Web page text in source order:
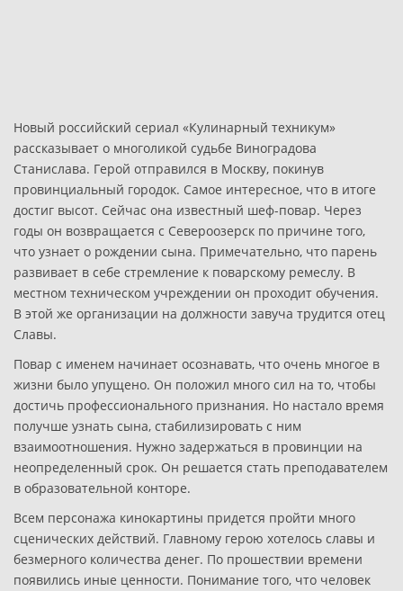
Новый российский сериал «Кулинарный техникум»
рассказывает о многоликой судьбе Виноградова
Станислава. Герой отправился в Москву, покинув
провинциальный городок. Самое интересное, что в итоге
достиг высот. Сейчас она известный шеф-повар. Через
годы он возвращается с Североозерск по причине того,
что узнает о рождении сына. Примечательно, что парень
развивает в себе стремление к поварскому ремеслу. В
местном техническом учреждении он проходит обучения.
В этой же организации на должности завуча трудится отец
Славы.
Повар с именем начинает осознавать, что очень многое в
жизни было упущено. Он положил много сил на то, чтобы
достичь профессионального признания. Но настало время
получше узнать сына, стабилизировать с ним
взаимоотношения. Нужно задержаться в провинции на
неопределенный срок. Он решается стать преподавателем
в образовательной конторе.
Всем персонажа кинокартины придется пройти много
сценических действий. Главному герою хотелось славы и
безмерного количества денег. По прошествии времени
появились иные ценности. Понимание того, что человек